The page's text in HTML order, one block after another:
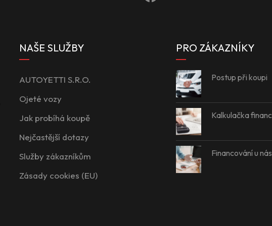
NAŠE SLUŽBY
AUTOYETTI S.R.O.
Ojeté vozy
Jak probíhá koupě
Nejčastější dotazy
Služby zákazníkům
Zásady cookies (EU)
PRO ZÁKAZNÍKY
Postup při koupi
Kalkulačka
Financování u nás